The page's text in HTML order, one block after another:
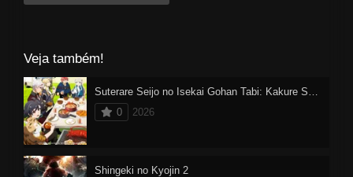
Veja também!
0
2026
Shingeki no Kyojin 2